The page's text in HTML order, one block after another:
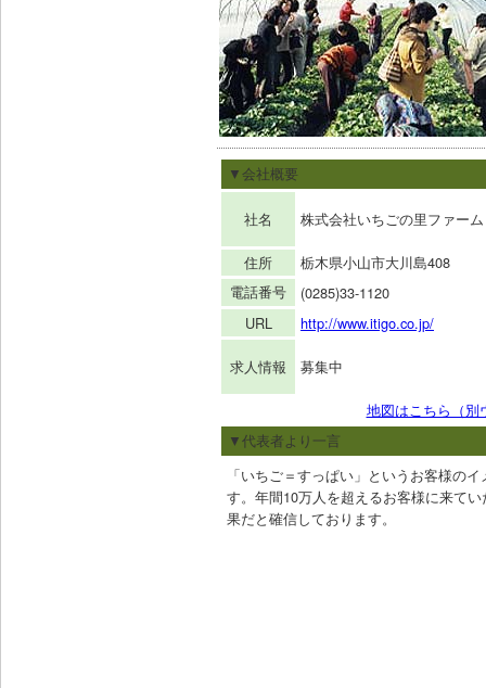
▼会社概要
社名 株式会社いちごの里ファーム
住所
栃木県小山市大川島408
電話番号
(0285)33-1120
URL
http://www.itigo.co.jp/
求人情報 募集中
地図はこちら（別
▼代表者より一言
「いちご＝すっぱい」というお客様の
す。年間10万人を超えるお客様に来て
果だと確信しております。